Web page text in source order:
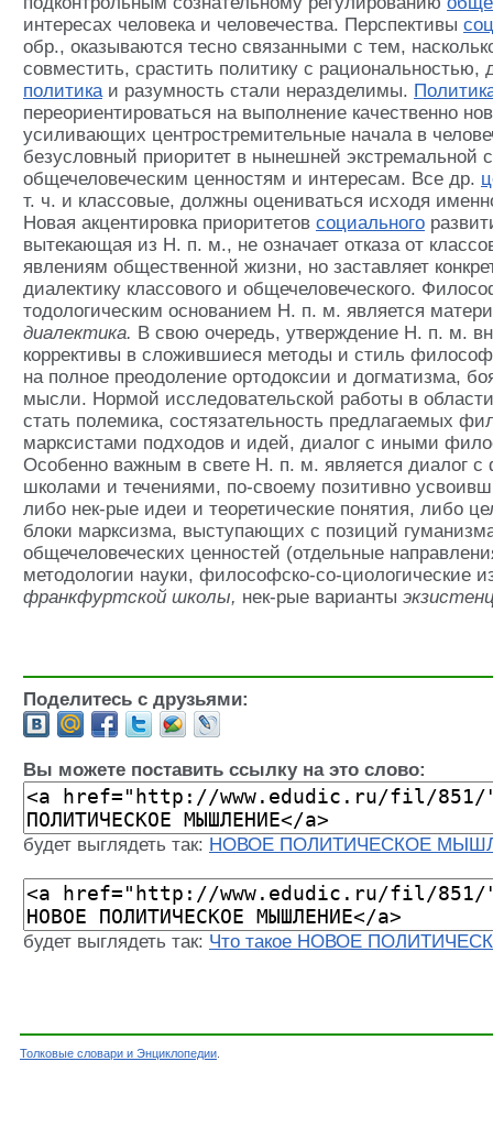
интересах человека и человечества. Перспективы
обр., оказываются тесно связанными с тем,
совместить, срастить политику с рациональностью,
политикаи разумность стали неразделимы.
переориентироваться на выполнение качественно
усиливающих центростремительные начала в
безусловный приоритет в нынешней экстремальной
общечеловеческим ценностям и интересам. Все др.
т. ч. и классовые, должны оцениваться исходя
Новая акцентировка приоритетов социального
вытекающая из Н. п. м., не означает отказа от
явлениям общественной жизни, но заставляет
диалектику классового и общечеловеческого.
тодологическим основанием Н. п. м. является
диалектика. В свою очередь, утверждение Н. п. м.
коррективы в сложившиеся методы и стиль
на полное преодоление ортодоксии и догматизма,
мысли. Нормой исследовательской работы в
стать полемика, состязательность предлагаемых
марксистами подходов и идей, диалог с иными
Особенно важным в свете Н. п. м. является диалог
школами и течениями, по-своему позитивно
либо нек-рые идеи и теоретические понятия, либо
блоки марксизма, выступающих с позиций
общечеловеческих ценностей (отдельные
методологии науки, философско-со-циологические
франкфуртской школы, нек-рые варианты
Поделитесь с друзьями:
Вы можете поставить ссылку на это слово:
будет выглядеть так: НОВОЕ ПОЛИТИЧЕСКОЕ
будет выглядеть так: Что такое НОВОЕ
Толковые словари и Энциклопедии